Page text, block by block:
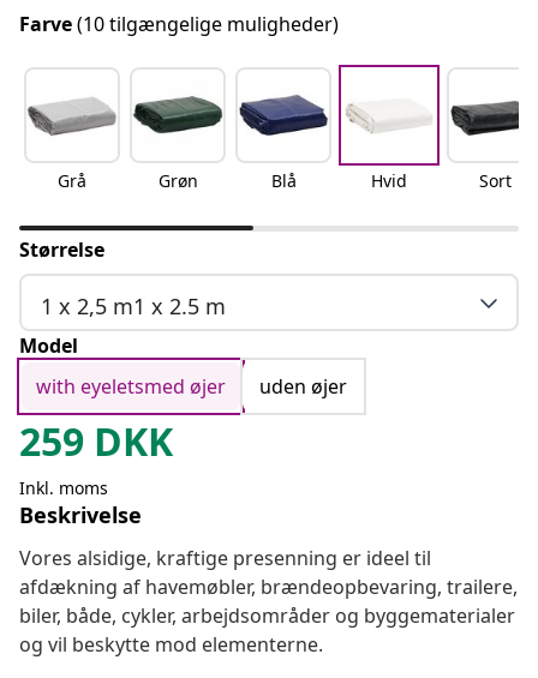
Farve(10 tilgængelige muligheder)
Grå Grøn Blå Hvid Sort
Størrelse
1 x 2,5 m1 x 2.5 m
Model
with eyeletsmed øjer
uden øjer
259 DKK
Inkl. moms
Beskrivelse
Vores alsidige, kraftige presenning er ideel til
afdækning af havemøbler, brændeopbevaring, trailere,
biler, både, cykler, arbejdsområder og byggematerialer
og vil beskytte mod elementerne.